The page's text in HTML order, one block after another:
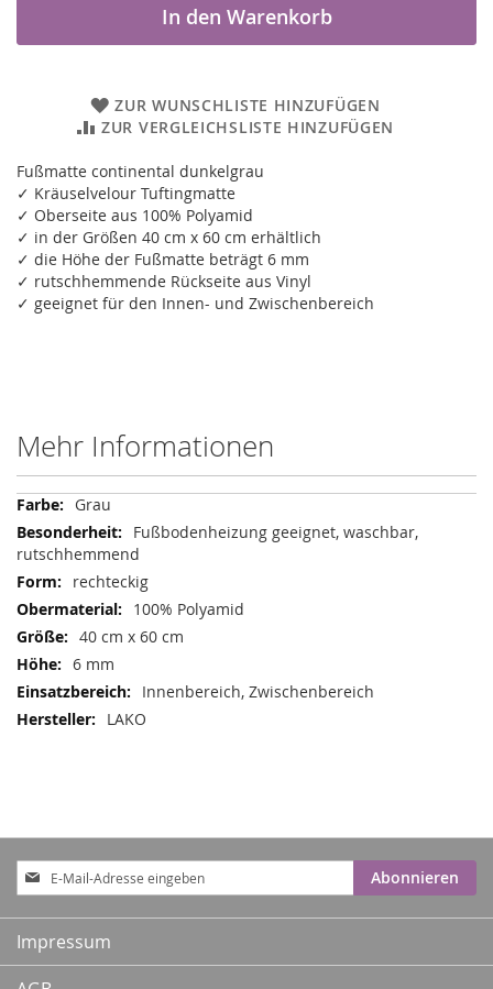
In den Warenkorb
ZUR WUNSCHLISTE HINZUFÜGEN
ZUR VERGLEICHSLISTE HINZUFÜGEN
Fußmatte continental dunkelgrau
✓ Kräuselvelour Tuftingmatte
✓ Oberseite aus 100% Polyamid
✓ in der Größen 40 cm x 60 cm erhältlich
✓ die Höhe der Fußmatte beträgt 6 mm
✓ rutschhemmende Rückseite aus Vinyl
✓ geeignet für den Innen- und Zwischenbereich
Mehr Informationen
Mehr
Informationen
Grau
Fußbodenheizung geeignet, waschbar,
rutschhemmend
rechteckig
100% Polyamid
40 cm x 60 cm
6 mm
Innenbereich, Zwischenbereich
LAKO
Anmeldung
zum
Newsletter:
Abonnieren
Impressum